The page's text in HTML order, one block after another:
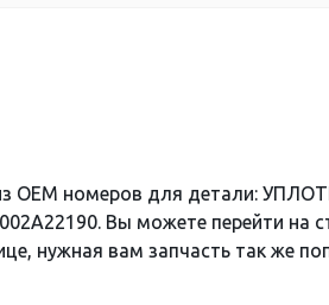
OEM номеров для детали:
Вы можете перейти на
нужная вам запчасть так же